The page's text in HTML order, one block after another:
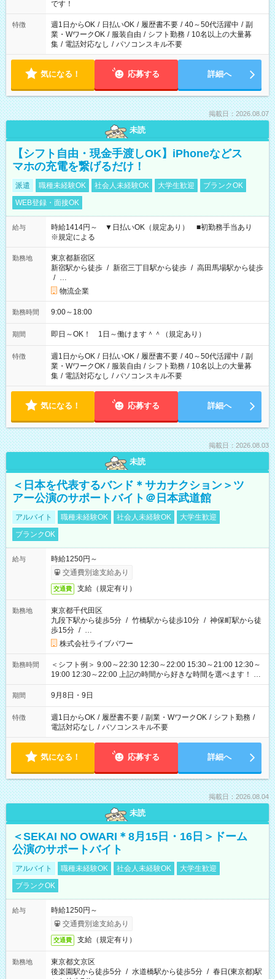
の方の場合は1～2ヶ月間は日中での仕事を経験いただき、 お
仕事に慣れてからの夜勤になります。 ★家庭の都合でお休みが
必要な場合も遠慮なくご相談ください。
です！
特徴 週1日からOK / 日払いOK / 履歴書不要 / 40～50代活躍中 / 副
業・WワークOK / 服装自由 / シフト勤務 / 10名以上の大量募
集 / 電話対応なし / パソコンスキル不要
気になる！ 応募する 詳細へ
掲載日：2026.08.07
未読
【シフト自由・現金手渡しOK】iPhoneなどス
マホの充電を繋げるだけ！
派遣 職種未経験OK 社会人未経験OK 大学生歓迎
ブランクOK
WEB登録・面接OK
給与
時給1414円～ ▼日払いOK（規定あり） ■初勤務手当あり
※規定による
勤務地
東京都新宿区
新宿駅から徒歩 / 新宿三丁目駅から徒歩 / 高田馬場駅から徒歩
/ …
物流企業
勤務時間 9:00～18:00
期間 即日～OK！ 1日～働けます＾＾（規定あり）
特徴 週1日からOK / 日払いOK / 履歴書不要 / 40～50代活躍中 / 副
業・WワークOK / 服装自由 / シフト勤務 / 10名以上の大量募
集 / 電話対応なし / パソコンスキル不要
気になる！ 応募する 詳細へ
掲載日：2026.08.03
未読
＜日本を代表するバンド＊サカナクション＞ツ
アー公演のサポートバイト＠日本武道館
アルバイト 職種未経験OK 社会人未経験OK
大学生歓迎
ブランクOK
給与
時給1250円～
交通費別途支給あり
交通費 支給（規定有り）
勤務地
東京都千代田区
九段下駅から徒歩5分 / 竹橋駅から徒歩10分 / 神保町駅から徒
歩15分 / …
株式会社ライブパワー
勤務時間
＜シフト例＞ 9:00～22:30 12:30～22:00 15:30～21:00 12:30～
19:00 12:30～22:00 上記の時間から好きな時間を選べます！ ※
時間は変更となる可能性があります
期間 9月8日・9日
特徴 週1日からOK / 履歴書不要 / 副業・WワークOK / シフト勤務 /
電話対応なし / パソコンスキル不要
気になる！ 応募する 詳細へ
掲載日：2026.08.04
未読
＜SEKAI NO OWARI＊8月15日・16日＞ドーム
公演のサポートバイト
アルバイト 職種未経験OK 社会人未経験OK
大学生歓迎
ブランクOK
給与
時給1250円～
交通費別途支給あり
交通費 支給（規定有り）
勤務地
東京都文京区
後楽園駅から徒歩5分 / 水道橋駅から徒歩5分 / 春日(東京都)駅